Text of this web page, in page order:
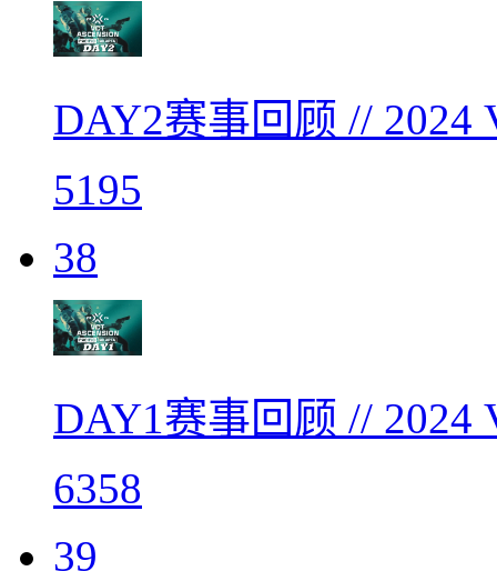
DAY2赛事回顾 // 2024
5195
38
DAY1赛事回顾 // 2024
6358
39